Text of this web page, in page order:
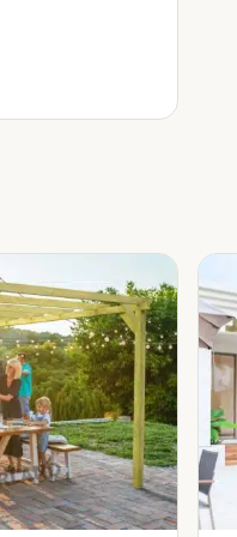
l’image à droite et/ou
Le bois utilisé se
telles que le chrome
les insectes et divers
le bois pendant les
Il est important de
peuvent apparaître
naturel provoqué
des propriétés du
comportements.